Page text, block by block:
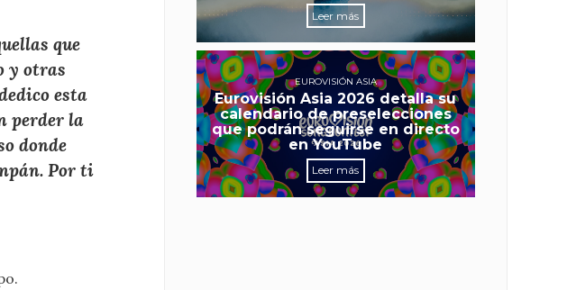
que
y otras
esta
perder la
donde
Por ti
Leer más
EUROVISIÓN ASIA
Eurovisión Asia 2026 detalla su
calendario de preselecciones
que podrán seguirse en directo
en YouTube
Leer más